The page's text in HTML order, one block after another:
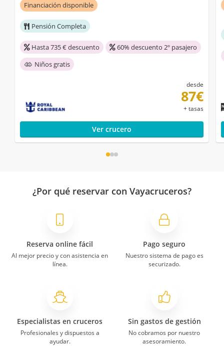
Financiación disponible
Pensión Completa
Hasta 735 € descuento
60% descuento 2º pasajero
Niños gratis
desde
87€
+ tasas
Ver crucero
¿Por qué reservar con Vayacruceros?
Reserva online fácil
Al mejor precio y con asistencia en
línea.
Pago seguro
Nuestro sistema de pago es
securizado.
Especialistas en cruceros
Profesionales y dispuestos a
ayudar.
Sin gastos de gestión
No cobramos por nuestro
asesoramiento.